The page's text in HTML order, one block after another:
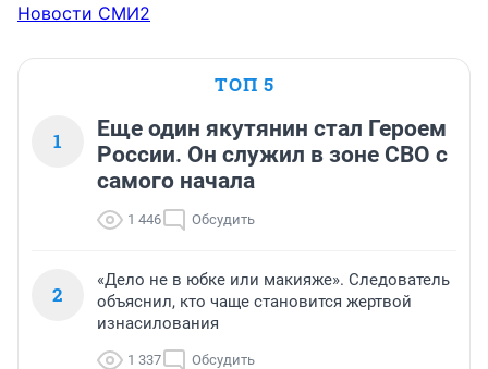
Новости СМИ2
ТОП 5
1
Еще один якутянин стал Героем
России. Он служил в зоне СВО с
самого начала
1 446 Обсудить
2
«Дело не в юбке или макияже». Следователь
объяснил, кто чаще становится жертвой
изнасилования
1 337 Обсудить